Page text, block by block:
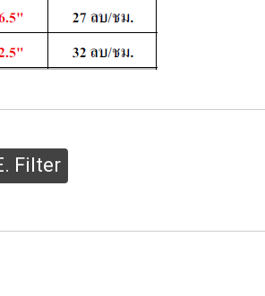
Filter